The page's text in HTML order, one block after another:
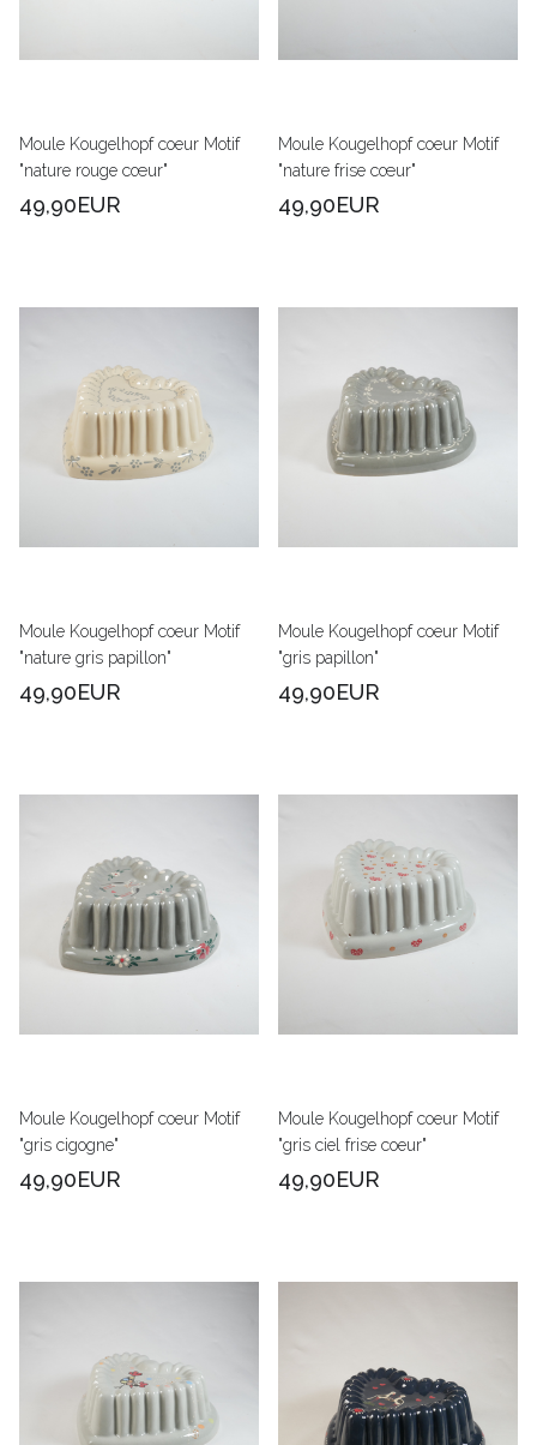
Moule Kougelhopf coeur Motif
"nature rouge cœur"
49,90EUR
Moule Kougelhopf coeur Motif
"nature frise cœur"
49,90EUR
Moule Kougelhopf coeur Motif
"nature gris papillon"
49,90EUR
Moule Kougelhopf coeur Motif
"gris papillon"
49,90EUR
Moule Kougelhopf coeur Motif
"gris cigogne"
49,90EUR
Moule Kougelhopf coeur Motif
"gris ciel frise coeur"
49,90EUR